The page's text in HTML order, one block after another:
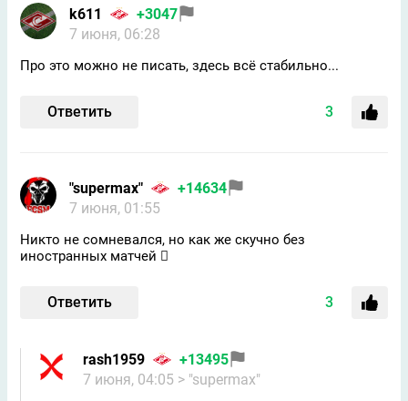
k611
+3047
7 июня, 06:28
Про это можно не писать, здесь всё стабильно...
Ответить 3
"supermax"
+14634
7 июня, 01:55
Никто не сомневался, но как же скучно без
иностранных матчей 🫩
Ответить 3
rash1959
+13495
7 июня, 04:05 > "supermax"